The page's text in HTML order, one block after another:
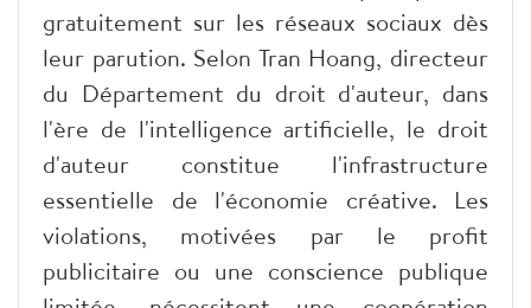
gratuitement sur les réseaux sociaux dès
leur parution. Selon Tran Hoang, directeur
du Département du droit d'auteur, dans
l'ère de l'intelligence artificielle, le droit
d'auteur constitue l'infrastructure
essentielle de l'économie créative. Les
violations, motivées par le profit
publicitaire ou une conscience publique